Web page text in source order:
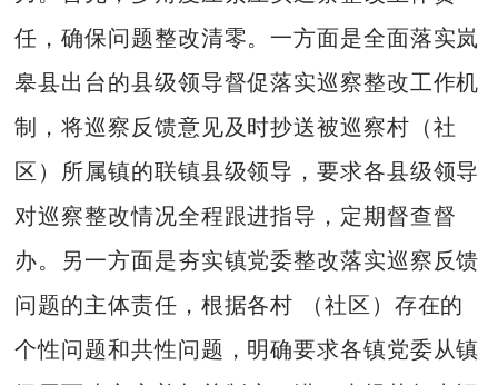
任，确保问题整改清零。一方面是全面落实岚
皋县出台的县级领导督促落实巡察整改工作机
制，将巡察反馈意见及时抄送被巡察村（社
区）所属镇的联镇县级领导，要求各县级领导
对巡察整改情况全程跟进指导，定期督查督
办。另一方面是夯实镇党委整改落实巡察反馈
问题的主体责任，根据各村 （社区）存在的
个性问题和共性问题，明确要求各镇党委从镇